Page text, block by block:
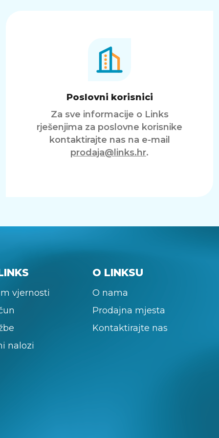
Poslovni korisnici
Za sve informacije o Links
rješenjima za poslovne korisnike
kontaktirajte nas na e-mail
prodaja@links.hr.
vjernosti
nalozi
O LINKSU
O nama
Prodajna mjesta
Kontaktirajte nas